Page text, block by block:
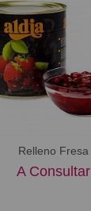
Relleno Fresa
A Consultar